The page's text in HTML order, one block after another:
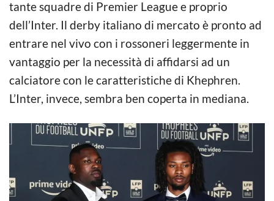
tante squadre di Premier League e proprio
dell’Inter. Il derby italiano di mercato è pronto ad
entrare nel vivo con i rossoneri leggermente in
vantaggio per la necessità di affidarsi ad un
calciatore con le caratteristiche di Khephren.
L’Inter, invece, sembra ben coperta in mediana.